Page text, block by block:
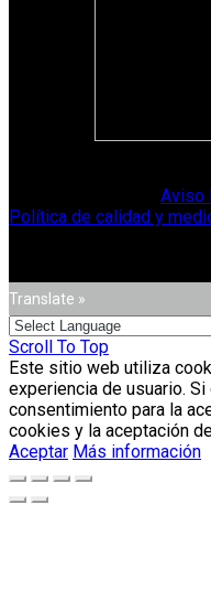
Aviso
Política de calidad y
Translate »
Scroll To Top
Este sitio web utiliza
experiencia de usuario.
consentimiento para la
cookies y la aceptación
Aceptar Más información